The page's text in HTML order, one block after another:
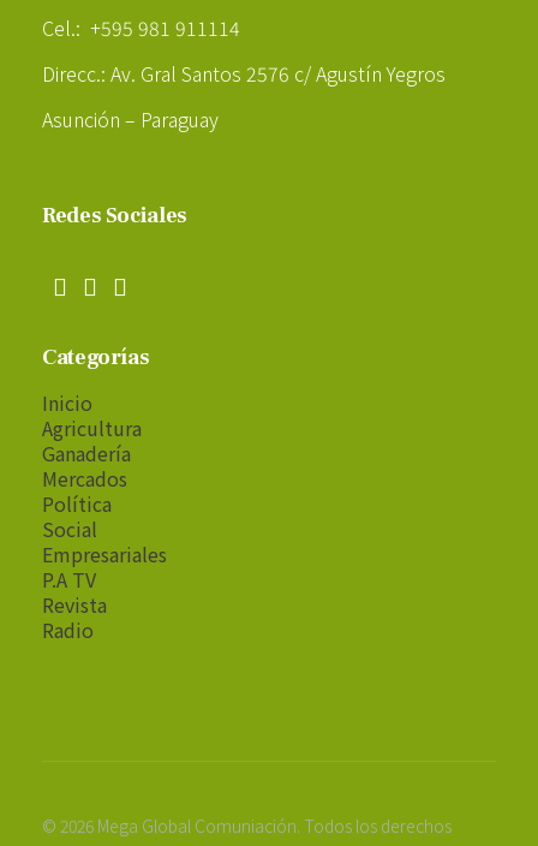
Cel.: +595 981 911114
Direcc.: Av. Gral Santos 2576 c/ Agustín Yegros
Asunción – Paraguay
Redes Sociales
Categorías
Inicio
Agricultura
Ganadería
Mercados
Política
Social
Empresariales
P.A TV
Revista
Radio
© 2026 Mega Global Comuniación. Todos los derechos